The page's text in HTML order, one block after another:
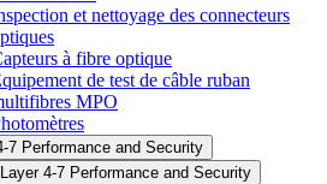
et nettoyage des connecteurs
à fibre optique
de test de câble ruban
MPO
7 Performance and Security
Layer 4-7 Performance and Security